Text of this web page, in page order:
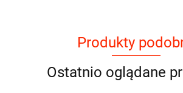
Produkty
Ostatnio oglądane